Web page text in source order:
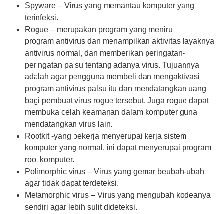
Spyware – Virus yang memantau komputer yang
terinfeksi.
Rogue – merupakan program yang meniru
program antivirus dan menampilkan aktivitas layaknya
antivirus normal, dan memberikan peringatan-
peringatan palsu tentang adanya virus. Tujuannya
adalah agar pengguna membeli dan mengaktivasi
program antivirus palsu itu dan mendatangkan uang
bagi pembuat virus rogue tersebut. Juga rogue dapat
membuka celah keamanan dalam komputer guna
mendatangkan virus lain.
Rootkit -yang bekerja menyerupai kerja sistem
komputer yang normal. ini dapat menyerupai program
root komputer.
Polimorphic virus – Virus yang gemar beubah-ubah
agar tidak dapat terdeteksi.
Metamorphic virus – Virus yang mengubah kodeanya
sendiri agar lebih sulit dideteksi.